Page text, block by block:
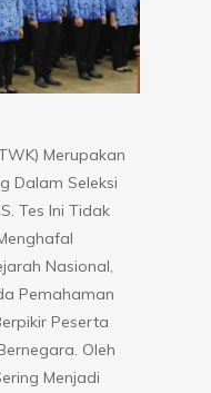
Merupakan
Dalam Seleksi
Tes Ini Tidak
Nasional,
Pemahaman
Peserta
Oleh
Menjadi